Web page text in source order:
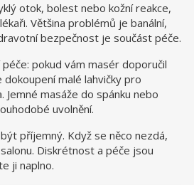
otok, bolest nebo kožní reakce,
Většina problémů je banální,
bezpečnost je součást péče.
pokud vám masér doporučil
malé lahvičky pro
Jemné masáže do spánku nebo
uvolnění.
příjemný. Když se něco nezdá,
Diskrétnost a péče jsou
ji naplno.